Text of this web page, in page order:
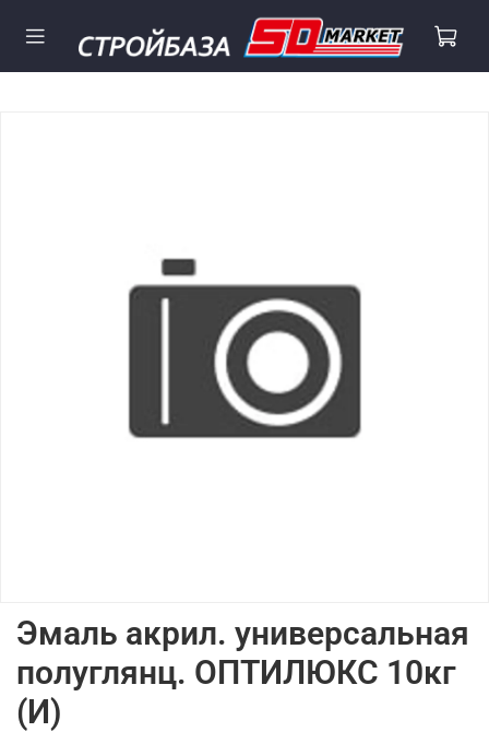
Эмаль акрил. универсальная
полуглянц. ОПТИЛЮКС 10кг
(И)